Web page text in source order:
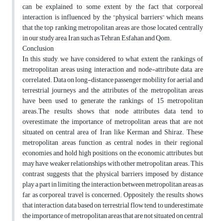
can be explained to some extent by the fact that corporeal
interaction is influenced by the “physical barriers” which means
that the top ranking metropolitan areas are those located centrally
in our study area, Iran such as Tehran, Esfahan and Qom.
Conclusion
In this study, we have considered to what extent the rankings of
metropolitan areas using interaction and node-attribute data are
correlated. Data on long-distance passenger mobility for aerial and
terrestrial journeys and the attributes of the metropolitan areas
have been used to generate the rankings of 15 metropolitan
areas.The results shows that node attributes data tend to
overestimate the importance of metropolitan areas that are not
situated on central area of Iran like Kerman and Shiraz. These
metropolitan areas function as central nodes in their regional
economies and hold high positions on the economic attributes, but
may have weaker relationships with other metropolitan areas. This
contrast suggests that the physical barriers imposed by distance
play a part in limiting the interaction between metropolitan areas as
far as corporeal travel is concerned. Oppositely, the results shows
that interaction data based on terrestrial flow tend to underestimate
the importance of metropolitan areas that are not situated on central